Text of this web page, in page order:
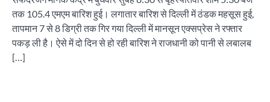
तक 105.4 एमएम बारिश हुई। लगातार बारिश से दिल्ली में ठंडक महसूस हुई,
तापमान 7 से 8 डिग्री तक गिर गया दिल्ली में मानसून एक्सप्रेस ने रफ्तार
पकड़ ली है। ऐसे में दो दिन से हो रही बारिश ने राजधानी को पानी से लबालब
[…]